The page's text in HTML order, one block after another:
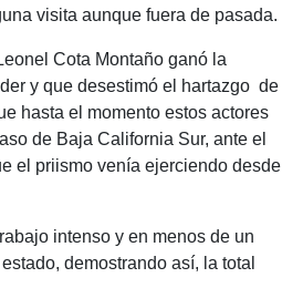
visita aunque fuera de pasada.
Cota Montaño ganó la
y que desestimó el hartazgo de
hasta el momento estos actores
de Baja California Sur, ante el
el priismo venía ejerciendo desde
intenso y en menos de un
demostrando así, la total